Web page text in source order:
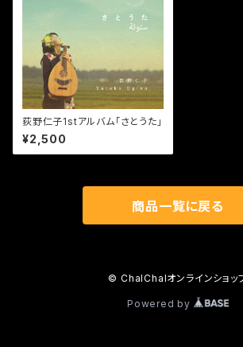
荻野仁子1stアルバム「さとうた」
¥2,500
商品一覧に戻る
© ChalChalオンラインショッ
Powered by